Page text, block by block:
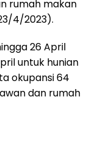
rumah makan
4/2023).
26 April
untuk hunian
okupansi 64
dan rumah